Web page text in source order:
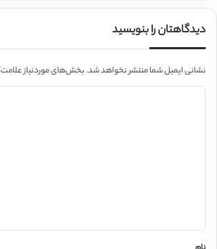
دیدگاهتان را بنویسید
نشانی ایمیل شما منتشر نخواهد شد.بخش‌های موردنیاز